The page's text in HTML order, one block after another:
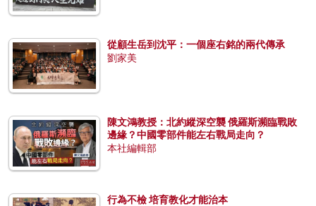
從顧生岳到沈平：一個座右銘的兩代傳承
劉家美
陳文鴻教授：北約縱深空襲 俄羅斯瀕臨戰敗
邊緣？中國零部件能左右戰局走向？
本社編輯部
行為不檢 培育教化才能治本